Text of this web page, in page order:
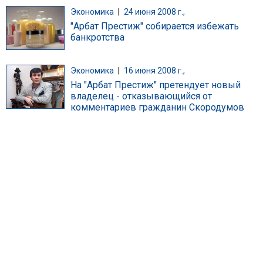
Экономика 24 июня 2008 г.,
"Арбат Престиж" собирается избежать
банкротства
Экономика 16 июня 2008 г.,
На "Арбат Престиж" претендует новый
владелец - отказывающийся от
комментариев гражданин Скородумов